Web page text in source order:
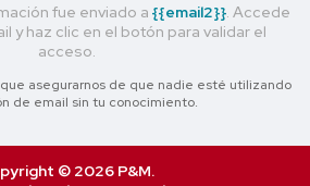
fue enviado a {{email2}} . Accede
y haz clic en el botón para validar el
acceso.
asegurarnos de que nadie esté utilizando
de email sin tu conocimiento.
© 2026 P&M.